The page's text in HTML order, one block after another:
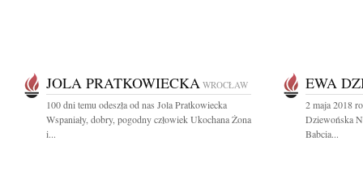
JOLA PRATKOWIECKA WROCŁAW
100 dni temu odeszła od nas Jola Pratkowiecka
Wspaniały, dobry, pogodny człowiek Ukochana Żona
i...
EWA
2 maja 2018
Dziewońska
Babcia...